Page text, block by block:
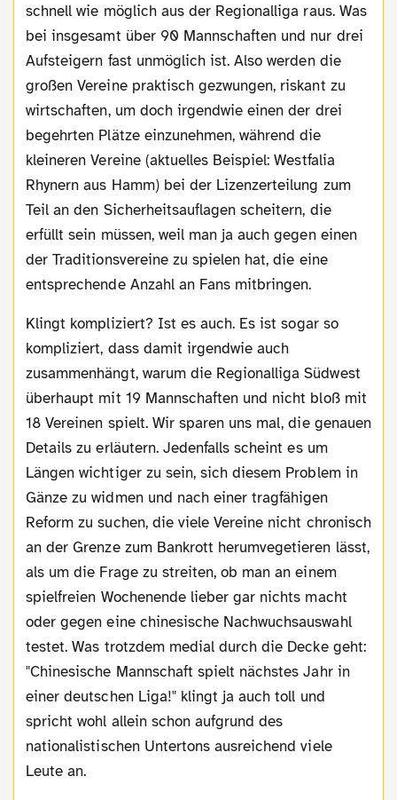
schnell wie möglich aus der Regionalliga raus. Was
bei insgesamt über 90 Mannschaften und nur drei
Aufsteigern fast unmöglich ist. Also werden die
großen Vereine praktisch gezwungen, riskant zu
wirtschaften, um doch irgendwie einen der drei
begehrten Plätze einzunehmen, während die
kleineren Vereine (aktuelles Beispiel: Westfalia
Rhynern aus Hamm) bei der Lizenzerteilung zum
Teil an den Sicherheitsauflagen scheitern, die
erfüllt sein müssen, weil man ja auch gegen einen
der Traditionsvereine zu spielen hat, die eine
entsprechende Anzahl an Fans mitbringen.
Klingt kompliziert? Ist es auch. Es ist sogar so
kompliziert, dass damit irgendwie auch
zusammenhängt, warum die Regionalliga Südwest
überhaupt mit 19 Mannschaften und nicht bloß mit
18 Vereinen spielt. Wir sparen uns mal, die genauen
Details zu erläutern. Jedenfalls scheint es um
Längen wichtiger zu sein, sich diesem Problem in
Gänze zu widmen und nach einer tragfähigen
Reform zu suchen, die viele Vereine nicht chronisch
an der Grenze zum Bankrott herumvegetieren lässt,
als um die Frage zu streiten, ob man an einem
spielfreien Wochenende lieber gar nichts macht
oder gegen eine chinesische Nachwuchsauswahl
testet. Was trotzdem medial durch die Decke geht:
"Chinesische Mannschaft spielt nächstes Jahr in
einer deutschen Liga!" klingt ja auch toll und
spricht wohl allein schon aufgrund des
nationalistischen Untertons ausreichend viele
Leute an.